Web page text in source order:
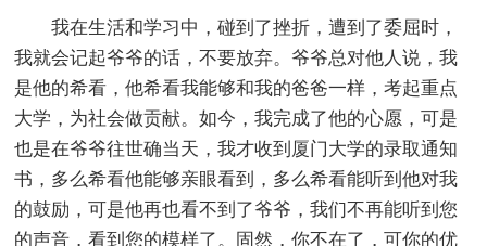
我在生活和学习中，碰到了挫折，遭到了委屈时，
我就会记起爷爷的话，不要放弃。爷爷总对他人说，我
是他的希看，他希看我能够和我的爸爸一样，考起重点
大学，为社会做贡献。如今，我完成了他的心愿，可是
也是在爷爷往世确当天，我才收到厦门大学的录取通知
书，多么希看他能够亲眼看到，多么希看能听到他对我
的鼓励，可是他再也看不到了爷爷，我们不再能听到您
的声音，看到您的模样了。固然，你不在了，可你的优